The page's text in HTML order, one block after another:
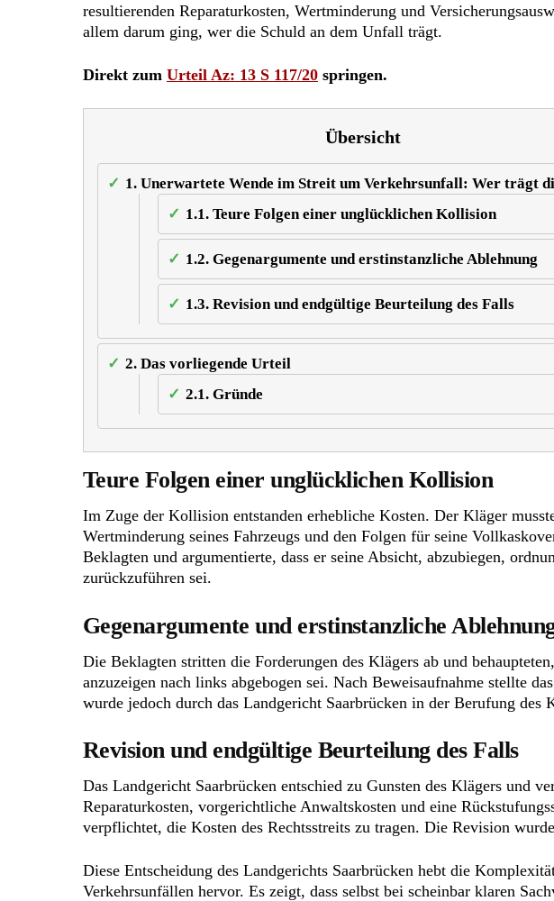
resultierenden Reparaturkosten, Wertminderung und
allem darum ging, wer die Schuld an dem Unfall trägt.
Direkt zum Urteil Az: 13 S 117/20 springen.
Übersicht
1. Unerwartete Wende im Streit um Verkehrsunfall: Wer trägt
1.1. Teure Folgen einer unglücklichen Kollision
1.2. Gegenargumente und erstinstanzliche Ablehnung
1.3. Revision und endgültige Beurteilung des Falls
2. Das vorliegende Urteil
2.1. Gründe
Teure Folgen einer unglücklichen Kollision
Im Zuge der Kollision entstanden erhebliche Kosten. Der Kläger
Wertminderung seines Fahrzeugs und den Folgen für seine
Beklagten und argumentierte, dass er seine Absicht, abzubiegen,
zurückzuführen sei.
Gegenargumente und erstinstanzliche
Die Beklagten stritten die Forderungen des Klägers ab und
anzuzeigen nach links abgebogen sei. Nach Beweisaufnahme stellte
wurde jedoch durch das Landgericht Saarbrücken in der Berufung des
Revision und endgültige Beurteilung des Falls
Das Landgericht Saarbrücken entschied zu Gunsten des Klägers und
Reparaturkosten, vorgerichtliche Anwaltskosten und eine
verpflichtet, die Kosten des Rechtsstreits zu tragen. Die Revision
Diese Entscheidung des Landgerichts Saarbrücken hebt die
Verkehrsunfällen hervor. Es zeigt, dass selbst bei scheinbar klaren